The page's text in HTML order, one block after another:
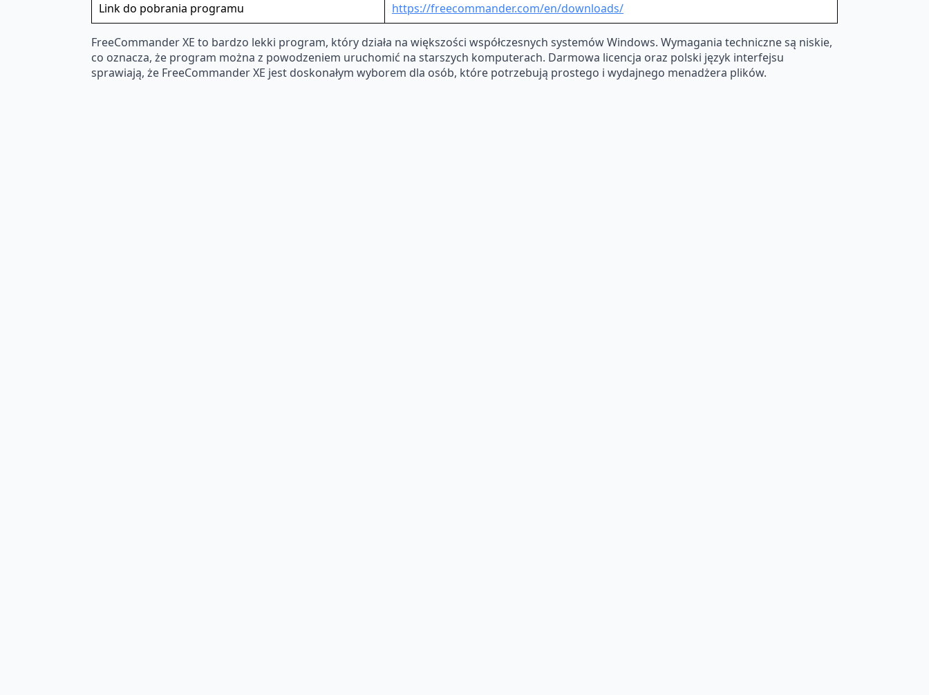
Link do pobrania programu
https://freecommander.com/en/downloads/
FreeCommander XE to bardzo lekki program, który działa na większości współczesnych systemów Windows. Wymagania techniczne są niskie,
co oznacza, że program można z powodzeniem uruchomić na starszych komputerach. Darmowa licencja oraz polski język interfejsu
sprawiają, że FreeCommander XE jest doskonałym wyborem dla osób, które potrzebują prostego i wydajnego menadżera plików.